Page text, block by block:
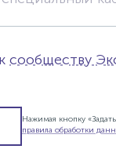
сообществу
Нажимая кнопку
правила обработки